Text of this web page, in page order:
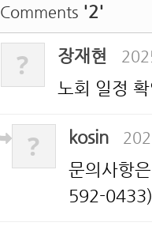
Comments '2'
? 장재현
노회 일정
? kosin
문의사항
592-